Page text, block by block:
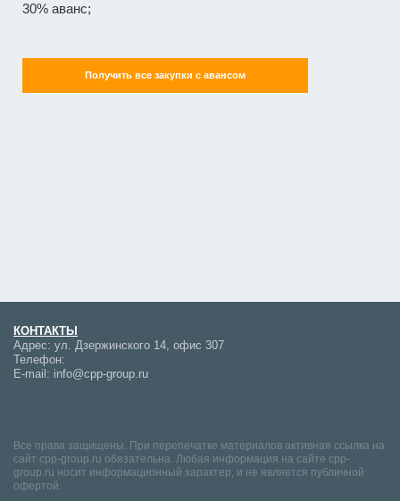
30% аванс;
Получить все закупки с авансом
КОНТАКТЫ
Адрес: ул. Дзержинского 14, офис 307
Телефон:
E-mail: info@cpp-group.ru
Все права защищены. При перепечатке материалов активная ссылка на
сайт cpp-group.ru обязательна. Любая информация на сайте cpp-
group.ru носит информационный характер, и не является публичной
офертой.